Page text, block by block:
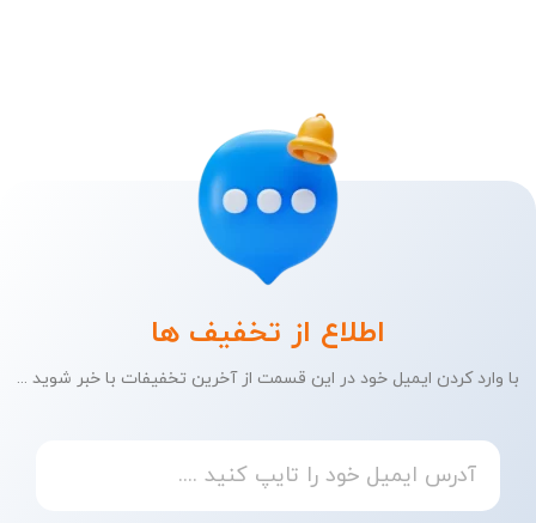
اطلاع از تخفیف ها
با وارد کردن ایمیل خود در این قسمت از آخرین تخفیفات با خبر شوید ...